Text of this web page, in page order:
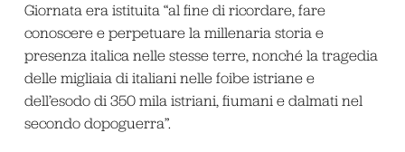
Giornata era istituita “al fine di ricordare, fare
conoscere e perpetuare la millenaria storia e
presenza italica nelle stesse terre, nonché la tragedia
delle migliaia di italiani nelle foibe istriane e
dell’esodo di 350 mila istriani, fiumani e dalmati nel
secondo dopoguerra”.